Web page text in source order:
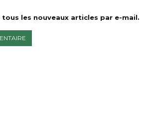
tous les nouveaux articles par e-mail.